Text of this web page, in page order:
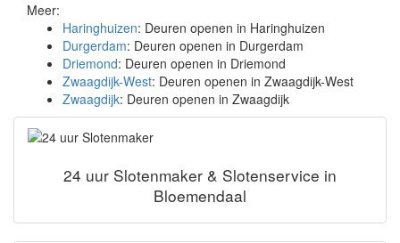
Meer:
Haringhuizen: Deuren openen in Haringhuizen
Durgerdam: Deuren openen in Durgerdam
Driemond: Deuren openen in Driemond
Zwaagdijk-West: Deuren openen in Zwaagdijk-West
Zwaagdijk: Deuren openen in Zwaagdijk
24 uur Slotenmaker & Slotenservice in
Bloemendaal